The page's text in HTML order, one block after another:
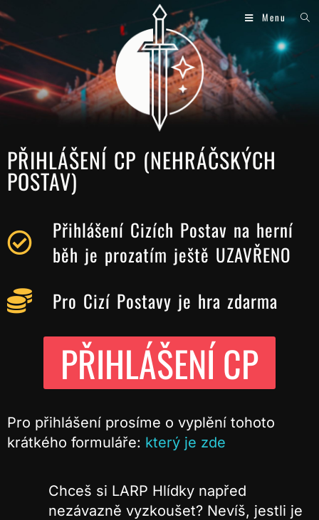
Menu
PŘIHLÁŠENÍ CP (NEHRÁČSKÝCH
POSTAV)
Přihlášení Cizích Postav na herní
běh je prozatím ještě UZAVŘENO
Pro Cizí Postavy je hra zdarma
PŘIHLÁŠENÍ CP
Pro přihlášení prosíme o vyplění tohoto
krátkého formuláře: který je zde
Chceš si LARP Hlídky napřed
nezávazně vyzkoušet? Nevíš, jestli je